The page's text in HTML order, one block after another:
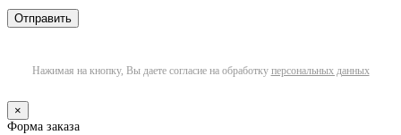
Нажимая на кнопку, Вы даете согласие на обработку персональных данных
×
Форма заказа